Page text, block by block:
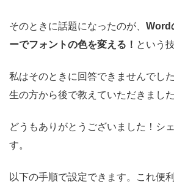
そのときに話題になったのが、 Word
ーでフォントの色を変える！ という
私はそのときに回答できませんでし
生の方から後で教えていただきました
どうもありがとうございました！シ
す。
以下の手順で設定できます。これ便利